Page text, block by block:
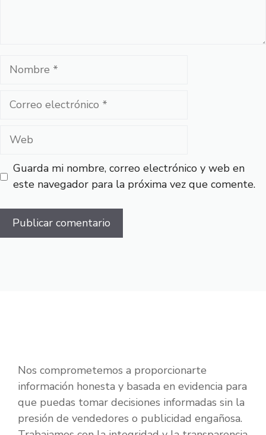
Nombre
Correo
Web
Guarda mi nombre, correo electrónico y web en
este navegador para la próxima vez que comente.
Nos comprometemos a proporcionarte
información honesta y basada en evidencia para
que puedas tomar decisiones informadas sin la
presión de vendedores o publicidad engañosa.